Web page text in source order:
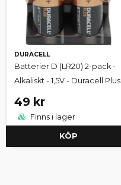
DURACELL
Batterier D (LR20) 2-pack -
Alkaliskt - 1,5V - Duracell Plus
49 kr
Finns i lager
KÖP